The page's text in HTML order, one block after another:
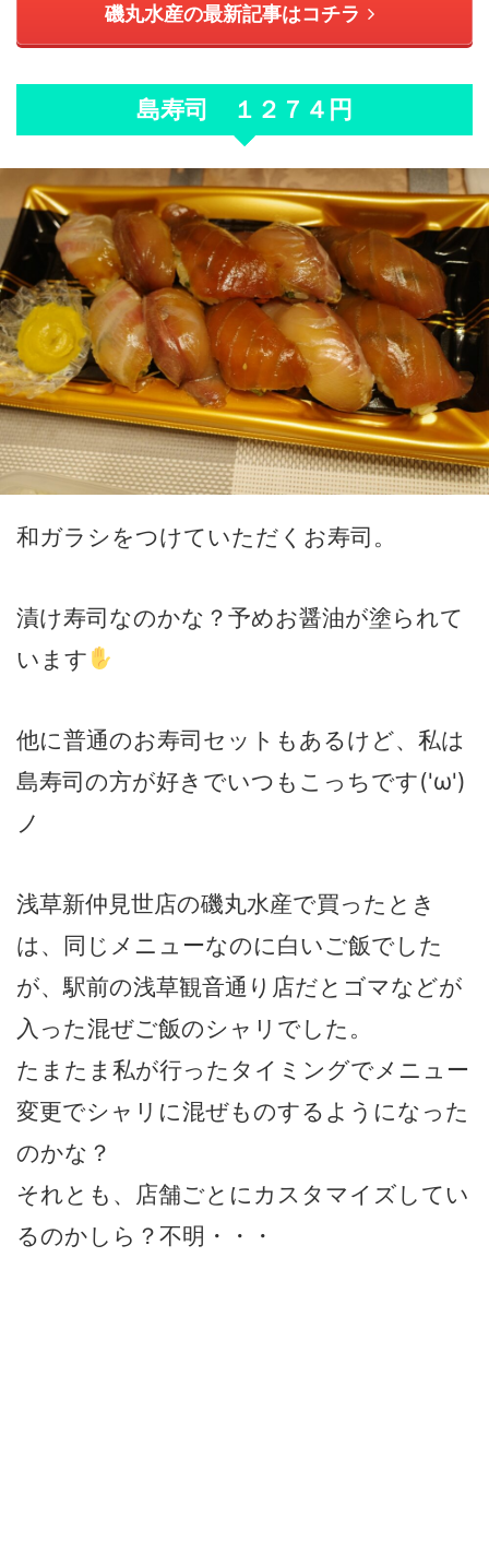
磯丸水産の最新記事はコチラ
島寿司 １２７４円
和ガラシをつけていただくお寿司。
漬け寿司なのかな？予めお醤油が塗られて
います
他に普通のお寿司セットもあるけど、私は
島寿司の方が好きでいつもこっちです('ω')
ノ
浅草新仲見世店の磯丸水産で買ったとき
は、同じメニューなのに白いご飯でした
が、駅前の浅草観音通り店だとゴマなどが
入った混ぜご飯のシャリでした。
たまたま私が行ったタイミングでメニュー
変更でシャリに混ぜものするようになった
のかな？
それとも、店舗ごとにカスタマイズしてい
るのかしら？不明・・・